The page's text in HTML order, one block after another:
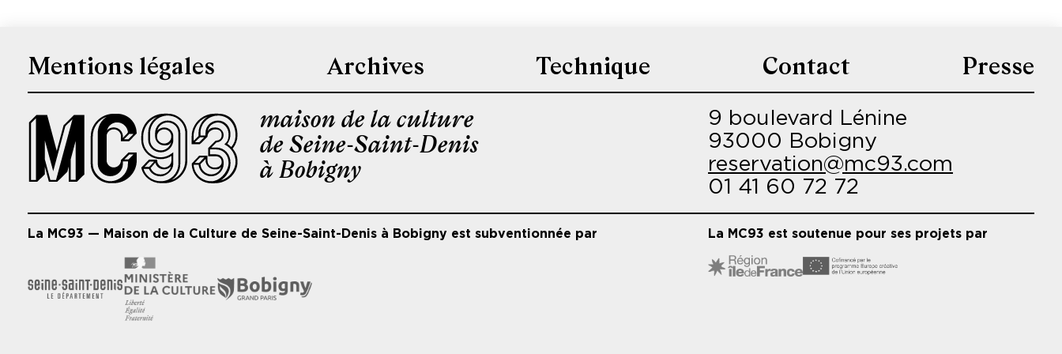
Pied
page
Mentions légales Archives Technique Contact
Presse
maison de la culture
de Seine-Saint-Denis
à Bobigny
9 boulevard Lénine
93000 Bobigny
reservation@mc93.com
01 41 60 72 72
La MC93 — Maison de la Culture de Seine-Saint-Denis à Bobigny est subventionnée par La MC93 est soutenue pour ses projets par